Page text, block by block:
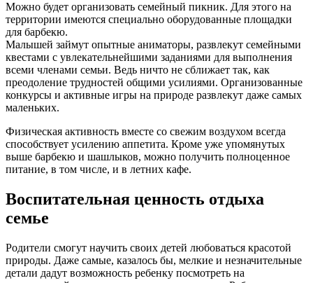
Можно будет организовать семейный пикник. Для этого на
территории имеются специально оборудованные площадки
для барбекю.
Малышей займут опытные аниматоры, развлекут семейными
квестами с увлекательнейшими заданиями для выполнения
всеми членами семьи. Ведь ничто не сближает так, как
преодоление трудностей общими усилиями. Организованные
конкурсы и активные игры на природе развлекут даже самых
маленьких.
Физическая активность вместе со свежим воздухом всегда
способствует усилению аппетита. Кроме уже упомянутых
выше барбекю и шашлыков, можно получить полноценное
питание, в том числе, и в летних кафе.
Воспитательная ценность отдыха
семье
Родители смогут научить своих детей любоваться красотой
природы. Даже самые, казалось бы, мелкие и незначительные
детали дадут возможность ребенку посмотреть на